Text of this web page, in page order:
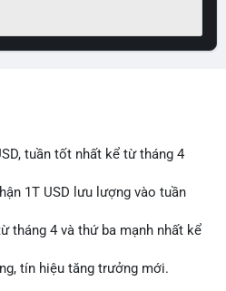
tuần tốt nhất kể từ tháng 4
1T USD lưu lượng vào tuần
tháng 4 và thứ ba mạnh nhất kể
tín hiệu tăng trưởng mới.